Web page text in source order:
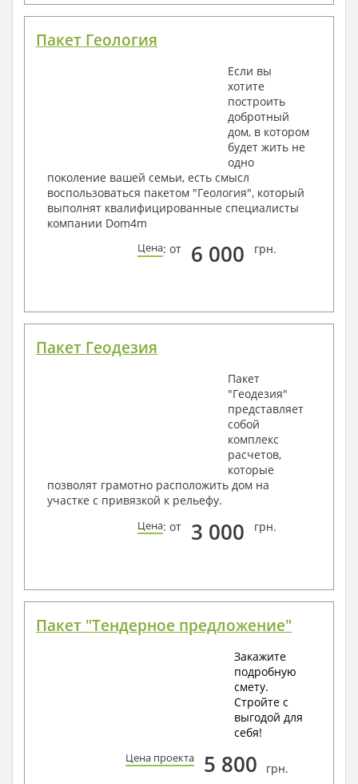
Пакет Геология
Если вы
хотите
построить
добротный
дом, в котором
будет жить не
одно
поколение вашей семьи, есть смысл
воспользоваться пакетом "Геология", который
выполнят квалифицированные специалисты
компании Dom4m
Цена: от 6 000 грн.
Пакет Геодезия
Пакет
"Геодезия"
представляет
собой
комплекс
расчетов,
которые
позволят грамотно расположить дом на
участке с привязкой к рельефу.
Цена: от 3 000 грн.
Пакет "Тендерное предложение"
Закажите
подробную
смету.
Стройте с
выгодой для
себя!
Цена проекта 5 800 грн.